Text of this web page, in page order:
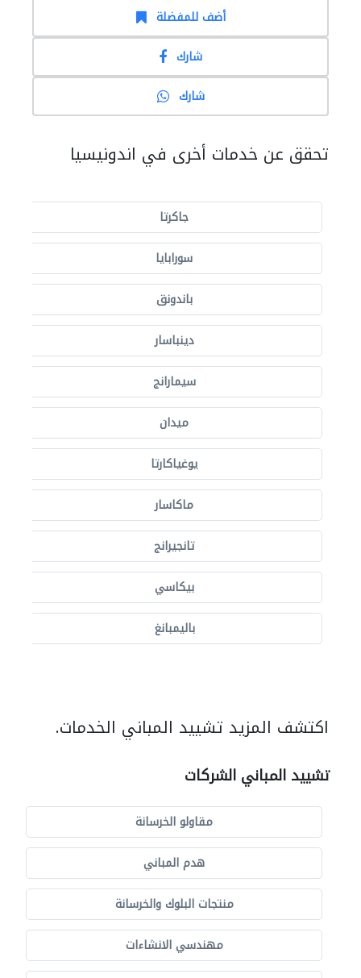
أضف للمفضلة
شارك
شارك
تحقق عن خدمات أخرى في اندونيسيا
جاكرتا
سورابايا
باندونق
دينباسار
سيمارانج
ميدان
يوغياكارتا
ماكاسار
تانجيرانج
بيكاسي
باليمبانغ
اكتشف المزيد تشييد المباني الخدمات.
تشييد المباني الشركات
مقاولو الخرسانة
هدم المباني
منتجات البلوك والخرسانة
مهندسي الانشاءات